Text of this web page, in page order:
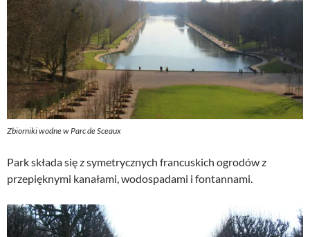
Zbiorniki wodne w Parc de Sceaux
Park składa się z symetrycznych francuskich ogrodów z
przepięknymi kanałami, wodospadami i fontannami.